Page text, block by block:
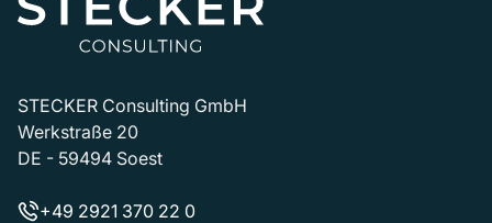
STECKER Consulting GmbH
Werkstraße 20
DE - 59494 Soest
+49 2921 370 22 0